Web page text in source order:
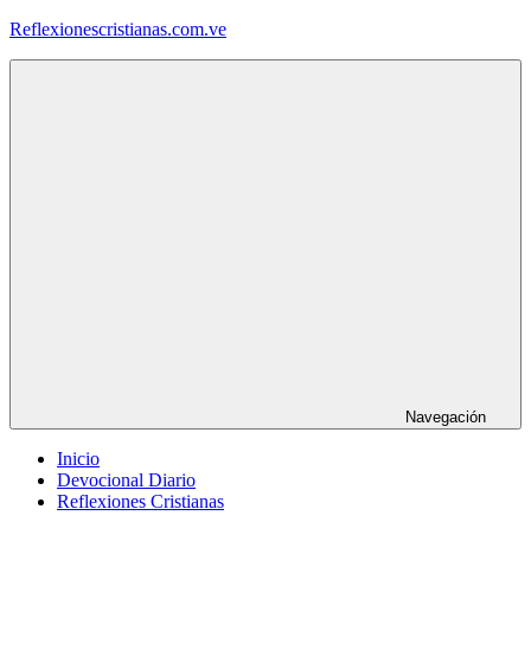
Saltar
Reflexionescristianas.com.ve
Navegación
Inicio
Devocional Diario
Reflexiones Cristianas